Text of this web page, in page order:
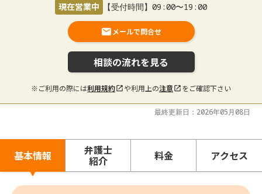
現在営業中 【受付時間】09:00〜19:00
メールで問合せ
相談の流れを見る
※ご利用の際には利用規約 や利用上の注意 をご確認下さい
最終更新日：2026年05月08日
基本情報 弁護士
紹介 料金 アクセス